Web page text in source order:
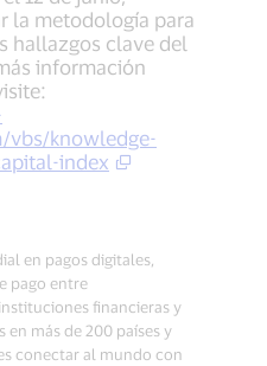
la metodología para
hallazgos clave del
información
vbs/knowledge-
index
en pagos digitales,
pago entre
financieras y
más de 200 países y
conectar al mundo con